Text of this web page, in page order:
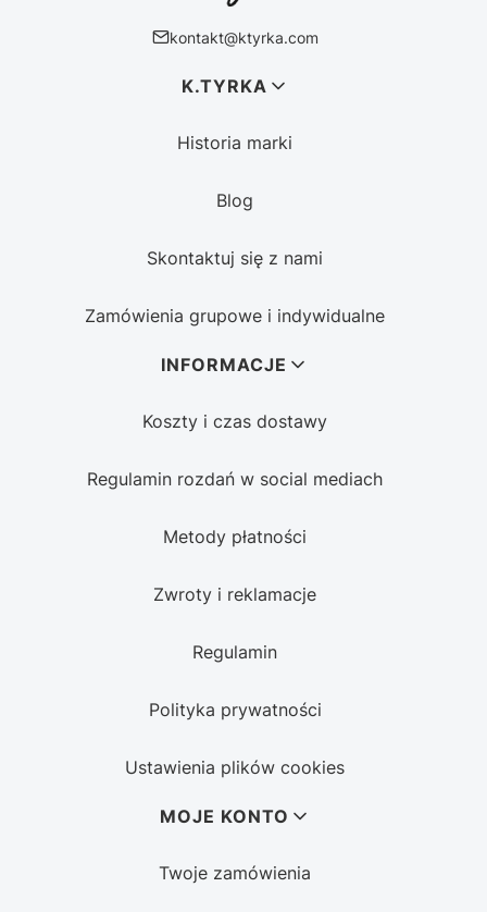
kontakt@ktyrka.com
K.TYRKA
Historia marki
Blog
Skontaktuj się z nami
Zamówienia grupowe i indywidualne
INFORMACJE
Koszty i czas dostawy
Regulamin rozdań w social mediach
Metody płatności
Zwroty i reklamacje
Regulamin
Polityka prywatności
Ustawienia plików cookies
MOJE KONTO
Twoje zamówienia